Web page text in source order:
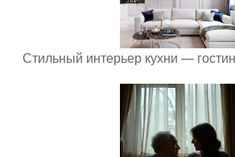
Стильный интерьер кухни —